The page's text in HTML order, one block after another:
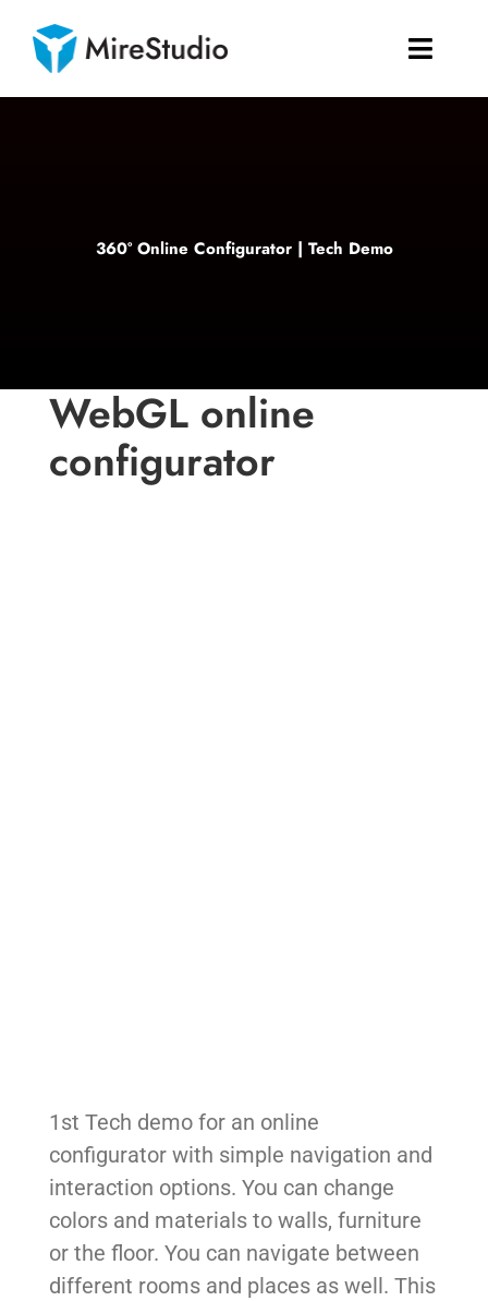
content
Toggle
360° Online Configurator | Tech Demo
WebGL online
configurator
1st Tech demo for an online
configurator with simple navigation and
interaction options. You can change
colors and materials to walls, furniture
or the floor. You can navigate between
different rooms and places as well. This